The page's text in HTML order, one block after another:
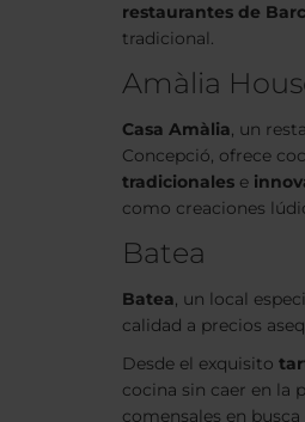
restaurantes de
tradicional.
Amàlia
Casa Amàlia, un
Concepció, ofrece
tradicionales e
como creaciones
Batea
Batea, un local
calidad a precios
Desde el exquisito
cocina sin caer en la
comensales en